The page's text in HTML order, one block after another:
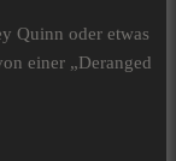
Quinn oder etwas
einer „Deranged